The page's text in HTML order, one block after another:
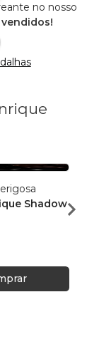
no nosso
Shadow
R$